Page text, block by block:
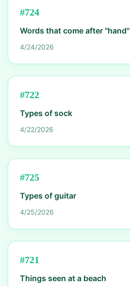
#724
Words that come after "hand"
4/24/2026
#722
Types of sock
4/22/2026
#725
Types of guitar
4/25/2026
#721
Things seen at a beach